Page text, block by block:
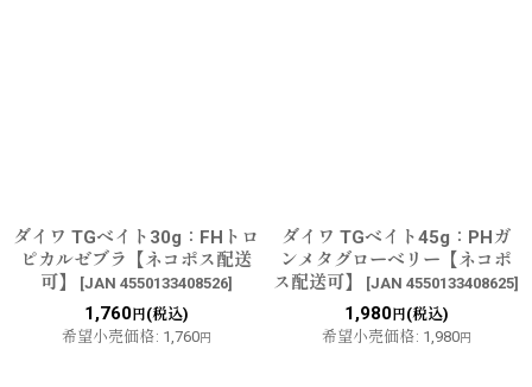
ダイワ TGベイト30g：FHトロ
ピカルゼブラ【ネコポス配送
可】
[JAN 4550133408526]
1,760円(税込)
希望小売価格: 1,760円
ダイワ TGベイト45g：PHガ
ンメタグローベリー【ネコポ
ス配送可】
[JAN 4550133408625]
1,980円(税込)
希望小売価格: 1,980円